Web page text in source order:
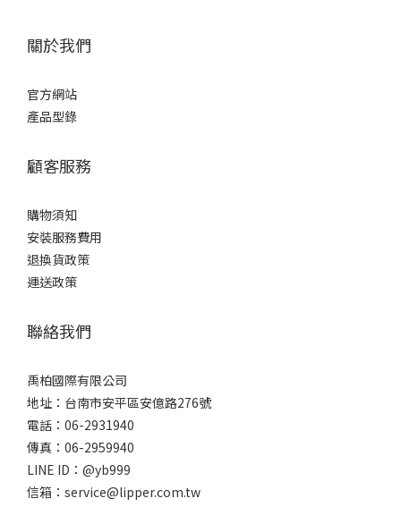
關於我們
官方網站
產品型錄
顧客服務
購物須知
安裝服務費用
退換貨政策
運送政策
聯絡我們
禹柏國際有限公司
地址：台南市安平區安億路276號
電話：06-2931940
傳真：06-2959940
LINE ID：@yb999
信箱：service@lipper.com.tw